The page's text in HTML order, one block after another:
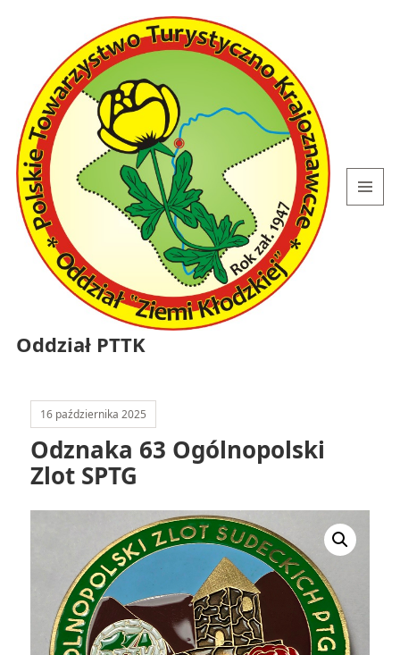
Oddział PTTK
16 października 2025
Odznaka 63 Ogólnopolski
Zlot SPTG